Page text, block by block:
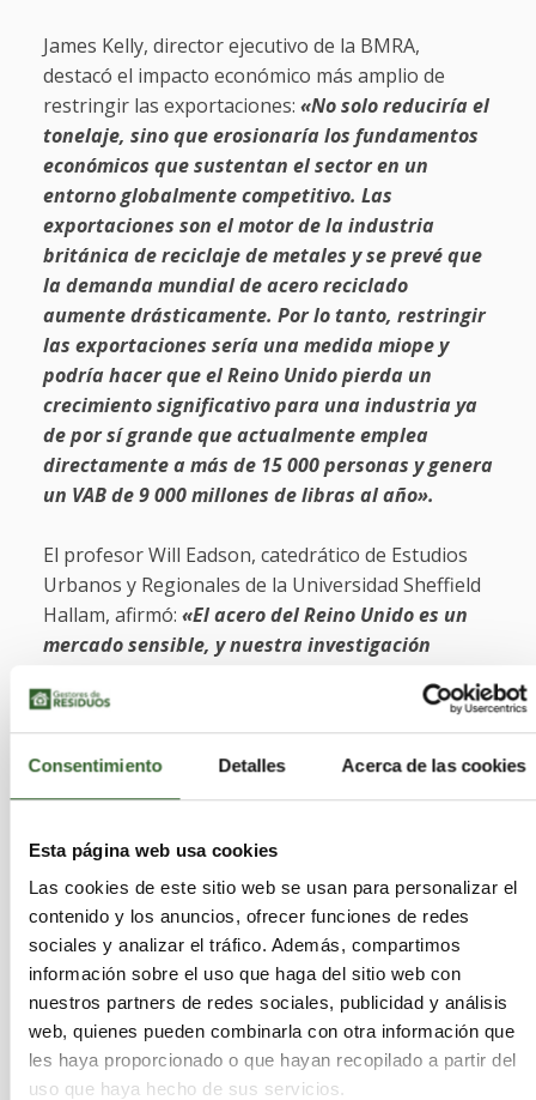
Consentimiento Detalles Acerca de las cookies
Esta página web usa cookies
Las cookies de este sitio web se usan para personalizar el
contenido y los anuncios, ofrecer funciones de redes
sociales y analizar el tráfico. Además, compartimos
información sobre el uso que haga del sitio web con
nuestros partners de redes sociales, publicidad y análisis
web, quienes pueden combinarla con otra información que
les haya proporcionado o que hayan recopilado a partir del
uso que haya hecho de sus servicios.
James Kelly, director ejecutivo de la BMRA,
destacó el impacto económico más amplio de
restringir las exportaciones: «No solo reduciría el
tonelaje, sino que erosionaría los fundamentos
económicos que sustentan el sector en un
entorno globalmente competitivo. Las
exportaciones son el motor de la industria
británica de reciclaje de metales y se prevé que
la demanda mundial de acero reciclado
aumente drásticamente. Por lo tanto, restringir
las exportaciones sería una medida miope y
podría hacer que el Reino Unido pierda un
crecimiento significativo para una industria ya
de por sí grande que actualmente emplea
directamente a más de 15 000 personas y genera
un VAB de 9 000 millones de libras al año».
El profesor Will Eadson, catedrático de Estudios
Urbanos y Regionales de la Universidad Sheffield
Hallam, afirmó: «El acero del Reino Unido es un
mercado sensible, y nuestra investigación
modestos para proteger el acero reciclado
nacional pueden tener efectos económicos
sustanciales y duraderos. Nuestros modelos
económicos demuestran por qué es necesario
medida que busque restringir el comercio
exterior: vemos claramente cómo las cuotas y
las prohibiciones pueden reducir las
exportaciones, pero a costa del valor general del
sector. Nuestra investigación también destaca
la necesidad de un diálogo continuo y más
profundo entre el gobierno, los recicladores de
metales y los productores de acero para
desarrollar políticas que satisfagan las